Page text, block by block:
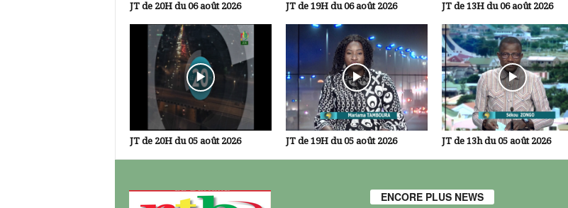
JT de 20H du 06 août 2026 JT de 19H du 06 août 2026 JT de 13H du 06 août 2026
JT de 20H du 05 août 2026 JT de 19H du 05 août 2026 JT de 13h du 05 août 2026
ENCORE PLUS NEWS